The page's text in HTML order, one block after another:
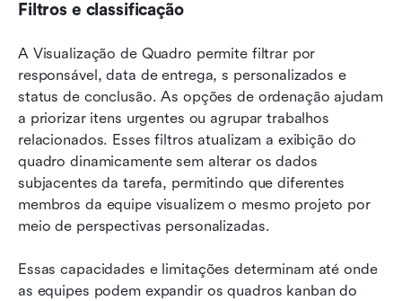
Filtros e classificação
A Visualização de Quadro permite filtrar por
responsável, data de entrega, s personalizados e
status de conclusão. As opções de ordenação ajudam
a priorizar itens urgentes ou agrupar trabalhos
relacionados. Esses filtros atualizam a exibição do
quadro dinamicamente sem alterar os dados
subjacentes da tarefa, permitindo que diferentes
membros da equipe visualizem o mesmo projeto por
meio de perspectivas personalizadas.
Essas capacidades e limitações determinam até onde
as equipes podem expandir os quadros kanban do